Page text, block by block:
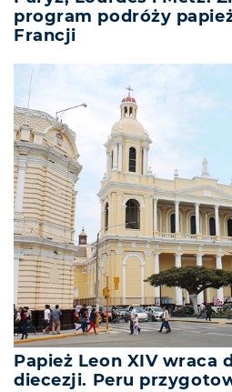
program podróży
Francji
Papież Leon XIV wraca
diecezji. Peru